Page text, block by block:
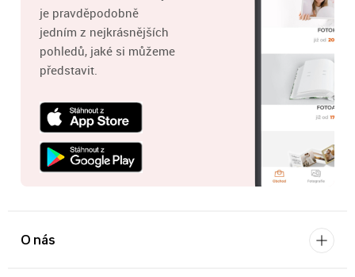
je pravděpodobně
jedním z nejkrásnějších
pohledů, jaké si můžeme
představit.
O nás